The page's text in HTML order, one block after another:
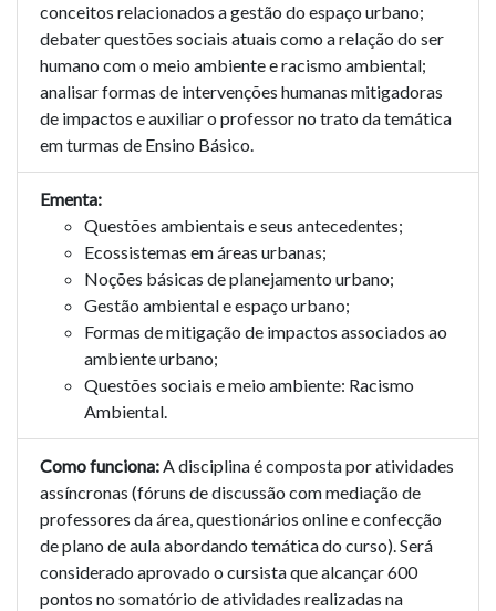
conceitos relacionados a gestão do espaço urbano;
debater questões sociais atuais como a relação do ser
humano com o meio ambiente e racismo ambiental;
analisar formas de intervenções humanas mitigadoras
de impactos e auxiliar o professor no trato da temática
em turmas de Ensino Básico.
Ementa:
Questões ambientais e seus antecedentes;
Ecossistemas em áreas urbanas;
Noções básicas de planejamento urbano;
Gestão ambiental e espaço urbano;
Formas de mitigação de impactos associados ao
ambiente urbano;
Questões sociais e meio ambiente: Racismo
Ambiental.
Como funciona:A disciplina é composta por atividades
assíncronas (fóruns de discussão com mediação de
professores da área, questionários online e confecção
de plano de aula abordando temática do curso). Será
considerado aprovado o cursista que alcançar 600
pontos no somatório de atividades realizadas na